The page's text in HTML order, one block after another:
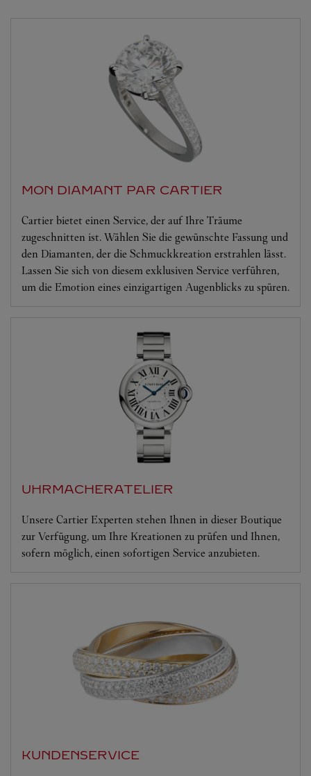
MON DIAMANT PAR CARTIER
Cartier bietet einen Service, der auf Ihre Träume
zugeschnitten ist. Wählen Sie die gewünschte Fassung und
den Diamanten, der die Schmuckkreation erstrahlen lässt.
Lassen Sie sich von diesem exklusiven Service verführen,
um die Emotion eines einzigartigen Augenblicks zu spüren.
UHRMACHERATELIER
Unsere Cartier Experten stehen Ihnen in dieser Boutique
zur Verfügung, um Ihre Kreationen zu prüfen und Ihnen,
sofern möglich, einen sofortigen Service anzubieten.
KUNDENSERVICE